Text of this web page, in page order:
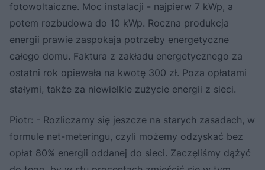
fotowoltaiczne. Moc instalacji - najpierw 7 kWp, a
potem rozbudowa do 10 kWp. Roczna produkcja
energii prawie zaspokaja potrzeby energetyczne
całego domu. Faktura z zakładu energetycznego za
ostatni rok opiewała na kwotę 300 zł. Poza opłatami
stałymi, także za niewielkie zużycie energii z sieci.
Piotr: - Rozliczamy się jeszcze na starych zasadach, w
formule net-meteringu, czyli możemy odzyskać bez
opłat 80% energii oddanej do sieci. Zaczęliśmy dążyć